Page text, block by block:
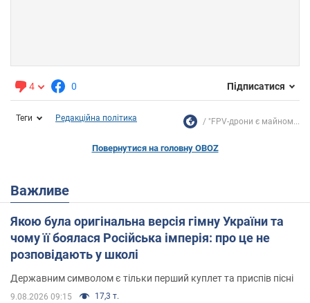
4 0 Підписатися
Теги Редакційна політика "FPV-дрони є майном...
Повернутися на головну OBOZ
Важливе
Якою була оригінальна версія гімну України та
чому її боялася Російська імперія: про це не
розповідають у школі
Державним символом є тільки перший куплет та приспів пісні
9.08.2026 09:15 17,3 т.